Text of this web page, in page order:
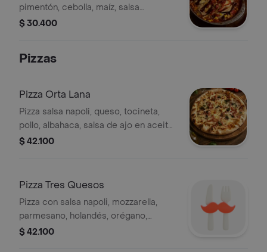
pimentón, cebolla, maíz, salsa
bolognesa, queso gratinado, chorizo,
$ 30.400
Pizzas
Pizza Orta Lana
Pizza salsa napoli, queso, tocineta,
pollo, albahaca, salsa de ajo en aceite
de oliva, tamaño a elección.
$ 42.100
Pizza Tres Quesos
Pizza con salsa napoli, mozzarella,
parmesano, holandés, orégano,
tamaño a elección.
$ 42.100